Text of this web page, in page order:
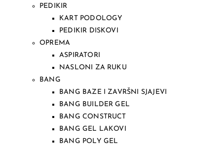
PEDIKIR
KART PODOLOGY
PEDIKIR DISKOVI
OPREMA
ASPIRATORI
NASLONI ZA RUKU
BANG
BANG BAZE I ZAVRŠNI SJAJEVI
BANG BUILDER GEL
BANG CONSTRUCT
BANG GEL LAKOVI
BANG POLY GEL